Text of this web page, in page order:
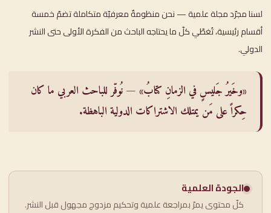
لسنا مجرّد مجلة علمية — نحن منظومةٌ معرفيّة متكاملة تضمّ خمسة
أقسام رئيسية، تُغطّي كلّ ما يحتاجه الباحث من الفكرة الأولى حتى النشر
الدولي.
«وخَيرُ جَليسٍ في الزمانِ كتابُ» — نُوفّر للباحث العربي ما كان
حِكراً على مَن يمتلك الاشتراكات الدولية الباهظة.
الجودة العلمية
كلّ محتوى يمرّ بمراجعة علمية وتحكيم مزدوج مجهول قبل النشر.